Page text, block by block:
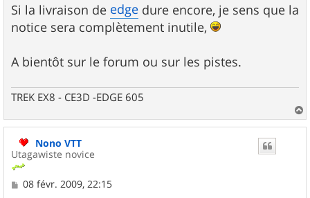
Si la livraison de edge dure encore, je sens que la
notice sera complètement inutile,
A bientôt sur le forum ou sur les pistes.
TREK EX8 - CE3D -EDGE 605
a
Nono VTT
Utagawiste novice
M
08 févr. 2009, 22:15